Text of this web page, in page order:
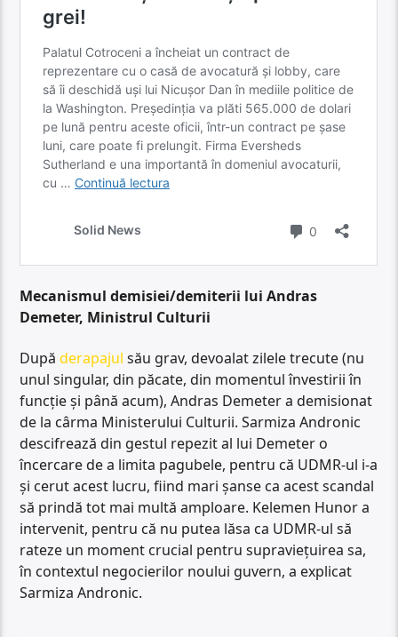
Mecanismul demisiei/demiterii lui Andras
Demeter, Ministrul Culturii
Dupăderapajul său grav, devoalat zilele trecute (nu
unul singular, din păcate, din momentul învestirii în
funcție și până acum), Andras Demeter a demisionat
de la cârma Ministerului Culturii. Sarmiza Andronic
descifrează din gestul repezit al lui Demeter o
încercare de a limita pagubele, pentru că UDMR-ul i-a
și cerut acest lucru, fiind mari șanse ca acest scandal
să prindă tot mai multă amploare. Kelemen Hunor a
intervenit, pentru că nu putea lăsa ca UDMR-ul să
rateze un moment crucial pentru supraviețuirea sa,
în contextul negocierilor noului guvern, a explicat
Sarmiza Andronic.